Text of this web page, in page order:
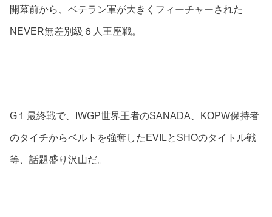
開幕前から、ベテラン軍が大きくフィーチャーされた
NEVER無差別級６人王座戦。
G１最終戦で、IWGP世界王者のSANADA、KOPW保持者
のタイチからベルトを強奪したEVILとSHOのタイトル戦
等、話題盛り沢山だ。